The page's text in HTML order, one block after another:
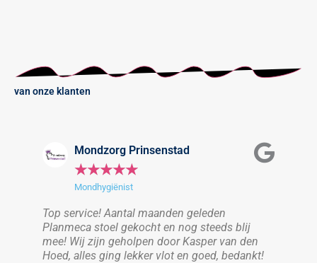
van onze klanten
Mondzorg Prinsenstad
★★★★★
Mondhygiënist
Top service! Aantal maanden geleden
Planmeca stoel gekocht en nog steeds blij
mee! Wij zijn geholpen door Kasper van den
Hoed, alles ging lekker vlot en goed, bedankt!